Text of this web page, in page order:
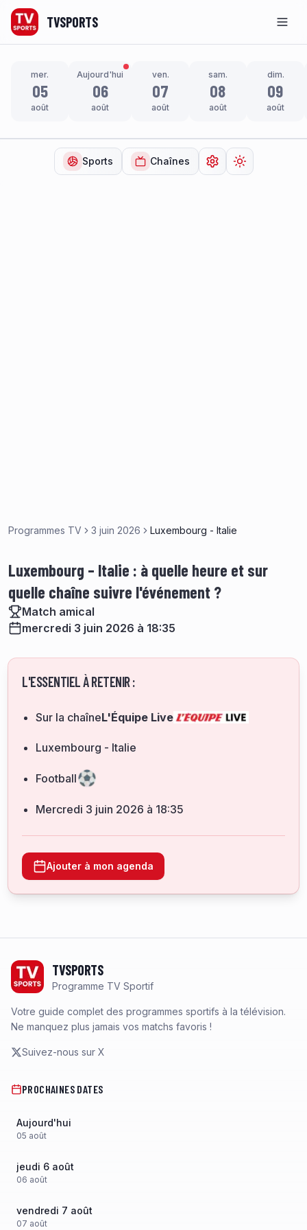
TVSPORTS
mer.
05
août
Aujourd'hui
06
août
ven.
07
août
sam.
08
août
dim.
09
août
Sports Chaînes Ouvrir lesChanger de
Programmes TV 3 juin 2026 Luxembourg - Italie
Luxembourg – Italie : à quelle heure et sur
quelle chaîne suivre l'événement ?
Match amical
mercredi 3 juin 2026 à 18:35
L'ESSENTIEL À RETENIR :
Sur la chaîneL'Équipe Live
Luxembourg - Italie
Football
mercredi 3 juin 2026 à 18:35
Ajouter à mon agenda
TVSPORTS
Programme TV Sportif
Votre guide complet des programmes sportifs à la télévision.
Ne manquez plus jamais vos matchs favoris !
Suivez-nous sur X
PROCHAINES DATES
Aujourd'hui
05 août
jeudi 6 août
06 août
vendredi 7 août
07 août